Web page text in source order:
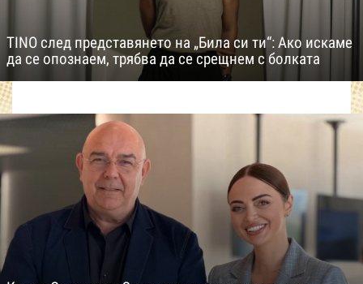
TINO след представянето на „Била си ти“: Ако искаме
да се опознаем, трябва да се срещнем с болката